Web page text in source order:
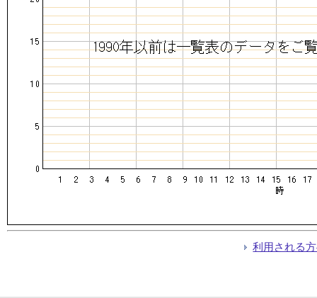
利用される